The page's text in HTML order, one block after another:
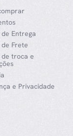
Entrega
Frete
de troca e
e Privacidade